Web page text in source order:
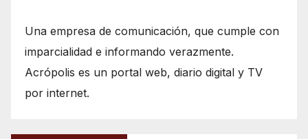
Una empresa de comunicación, que cumple con
imparcialidad e informando verazmente.
Acrópolis es un portal web, diario digital y TV
por internet.